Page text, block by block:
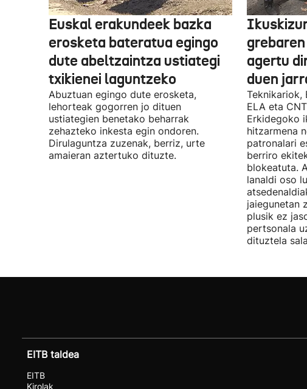
Euskal erakundeek bazka
erosketa bateratua egingo
dute abeltzaintza ustiategi
txikienei laguntzeko
Abuztuan egingo dute erosketa,
lehorteak gogorren jo dituen
ustiategien benetako beharrak
zehazteko inkesta egin ondoren.
Dirulaguntza zuzenak, berriz, urte
amaieran aztertuko dituzte.
agertu
duen
Teknikariok,
ELA eta
Erkidegoko
hitzarmena
patronalari
berriro
blokeatuta.
lanaldi oso
jaiegunetan
plusik ez
pertsonala
dituztela
EITB taldea
EITB
Kirolak